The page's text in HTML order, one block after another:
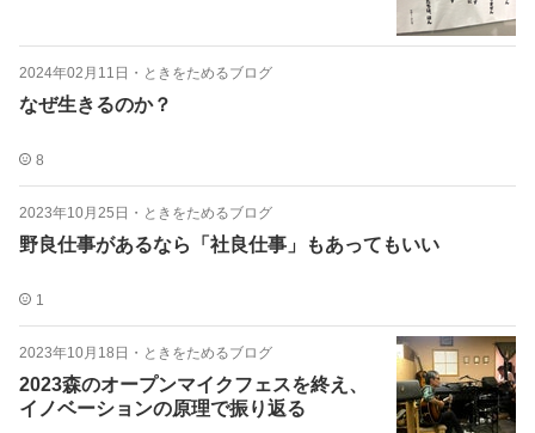
2024年02月11日 ・ ときをためるブログ
なぜ生きるのか？
8
2023年10月25日 ・ ときをためるブログ
野良仕事があるなら「社良仕事」もあってもいい
1
2023年10月18日 ・ ときをためるブログ
2023森のオープンマイクフェスを終え、
イノベーションの原理で振り返る